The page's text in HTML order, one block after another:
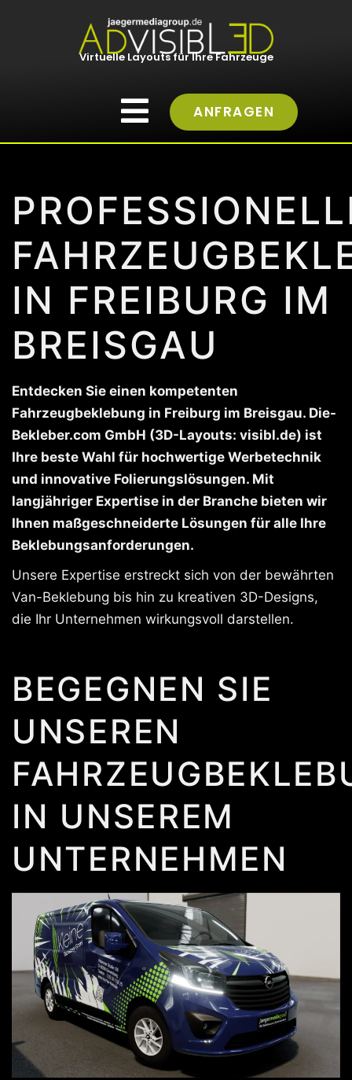
Virtuelle Layouts für Ihre Fahrzeuge
ANFRAGEN
IN FREIBURG IM
BREISGAU
Entdecken Sie einen kompetenten
Fahrzeugbeklebung in Freiburg im Breisgau. Die-
Bekleber.com GmbH (3D-Layouts: visibl.de) ist
Ihre beste Wahl für hochwertige Werbetechnik
und innovative Folierungslösungen. Mit
langjähriger Expertise in der Branche bieten wir
Ihnen maßgeschneiderte Lösungen für alle Ihre
Beklebungsanforderungen.
Unsere Expertise erstreckt sich von der bewährten
Van-Beklebung bis hin zu kreativen 3D-Designs,
die Ihr Unternehmen wirkungsvoll darstellen.
BEGEGNEN SIE
UNSEREN
IN UNSEREM
UNTERNEHMEN